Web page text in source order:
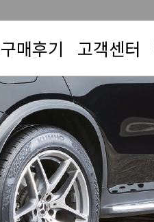
구매후기 고객센터